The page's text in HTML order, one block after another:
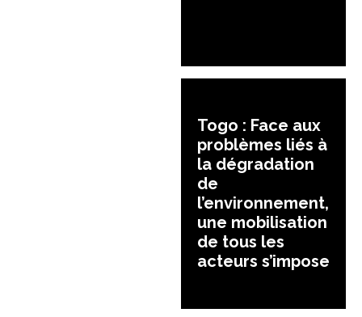
Togo : Face aux
problèmes liés à
la dégradation
de
l’environnement,
une mobilisation
de tous les
acteurs s’impose